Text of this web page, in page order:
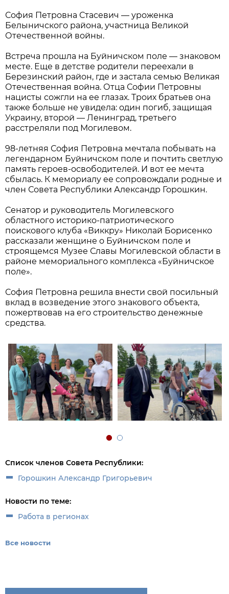
София Петровна Стасевич — уроженка
Белыничского района, участница Великой
Отечественной войны.
Встреча прошла на Буйничском поле — знаковом
месте. Еще в детстве родители переехали в
Березинский район, где и застала семью Великая
Отечественная война. Отца Софии Петровны
нацисты сожгли на ее глазах. Троих братьев она
также больше не увидела: один погиб, защищая
Украину, второй — Ленинград, третьего
расстреляли под Могилевом.
98-летняя София Петровна мечтала побывать на
легендарном Буйничском поле и почтить светлую
память героев-освободителей. И вот ее мечта
сбылась. К мемориалу ее сопровождали родные и
член Совета Республики Александр Горошкин.
Сенатор и руководитель Могилевского
областного историко-патриотического
поискового клуба «Виккру» Николай Борисенко
рассказали женщине о Буйничском поле и
строящемся Музее Славы Могилевской области в
районе мемориального комплекса «Буйничское
поле».
София Петровна решила внести свой посильный
вклад в возведение этого знакового объекта,
пожертвовав на его строительство денежные
средства.
Список членов Совета Республики:
Горошкин Александр Григорьевич
Новости по теме:
Работа в регионах
Все новости